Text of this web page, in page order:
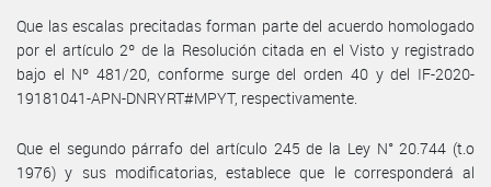
Que las escalas precitadas forman parte del acuerdo homologado
por el artículo 2º de la Resolución citada en el Visto y registrado
bajo el Nº 481/20, conforme surge del orden 40 y del IF-2020-
19181041-APN-DNRYRT#MPYT, respectivamente.
Que el segundo párrafo del artículo 245 de la Ley N° 20.744 (t.o
1976) y sus modificatorias, establece que le corresponderá al